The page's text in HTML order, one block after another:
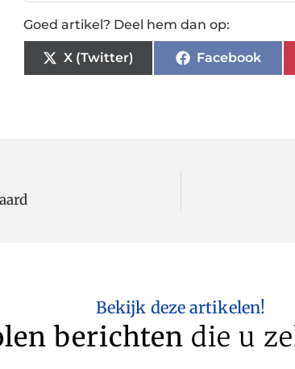
Goed artikel? Deel hem dan op:
X (Twitter) Facebook
Bekijk deze artikelen!
berichten die u